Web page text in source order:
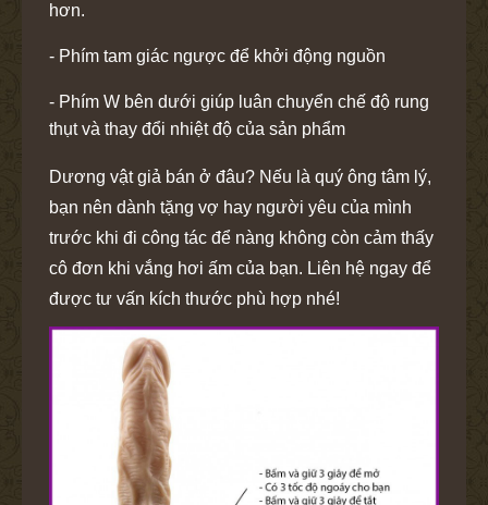
hơn.
- Phím tam giác ngược để khởi động nguồn
- Phím W bên dưới giúp luân chuyển chế độ rung
thụt và thay đổi nhiệt độ của sản phẩm
Dương vật giả bán ở đâu? Nếu là quý ông tâm lý,
bạn nên dành tặng vợ hay người yêu của mình
trước khi đi công tác để nàng không còn cảm thấy
cô đơn khi vắng hơi ấm của bạn. Liên hệ ngay để
được tư vấn kích thước phù hợp nhé!